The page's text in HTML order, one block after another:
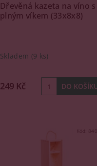
Dřevěná kazeta na víno s
plným víkem (33x8x8)
Skladem (9 ks)
249 Kč
Kód: